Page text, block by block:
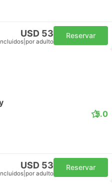
USD 53
por adulto
Reservar
5.0
USD 53
por adulto
Reservar